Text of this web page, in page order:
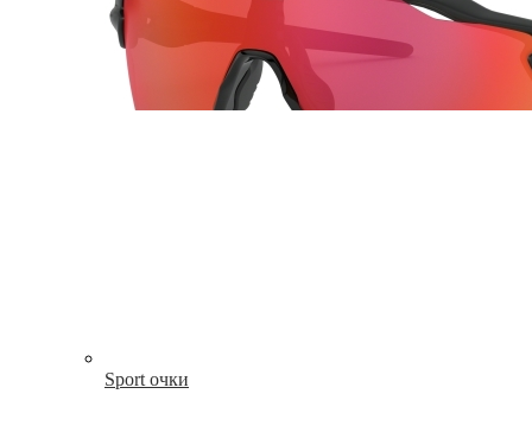
Sport очки